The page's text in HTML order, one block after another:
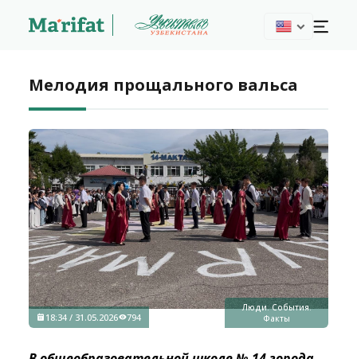
Мелодия прощального вальса
Люди. События.
Факты
18:34 / 31.05.2026 794